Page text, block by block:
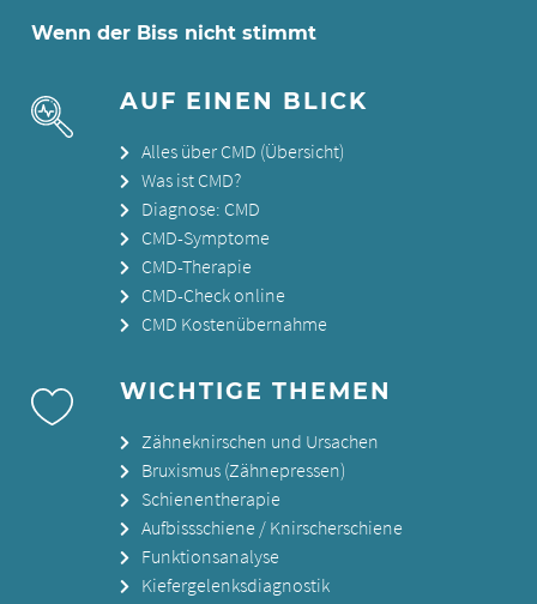
Wenn der Biss nicht stimmt
AUF EINEN BLICK
Alles über CMD (Übersicht)
Was ist CMD?
Diagnose: CMD
CMD-Symptome
CMD-Therapie
CMD-Check online
CMD Kostenübernahme
WICHTIGE THEMEN
Zähneknirschen und Ursachen
Bruxismus (Zähnepressen)
Schienentherapie
Aufbissschiene / Knirscherschiene
Funktionsanalyse
Kiefergelenksdiagnostik